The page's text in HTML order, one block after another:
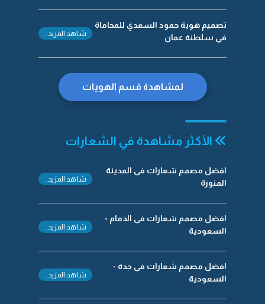
تصميم هوية حمود السعدي للمحاماة
في سلطنة عمان
شاهد المزيد..
لمشاهدة قسم الهويات
الأكثر مشاهدة في الشعارات
افضل مصمم شعارات فى المدينة
المنورة
شاهد المزيد..
افضل مصمم شعارات فى الدمام -
السعودية
شاهد المزيد..
افضل مصمم شعارات فى جدة -
السعودية
شاهد المزيد..